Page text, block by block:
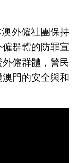
外僱社團保持
群體的防罪宣
僱群體，警民
門的安全與和